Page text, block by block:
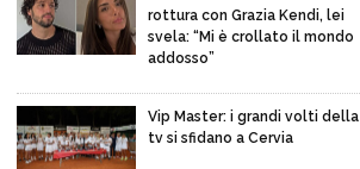
rottura con Grazia Kendi, lei
svela: “Mi è crollato il mondo
addosso”
Vip Master: i grandi volti della
tv si sfidano a Cervia